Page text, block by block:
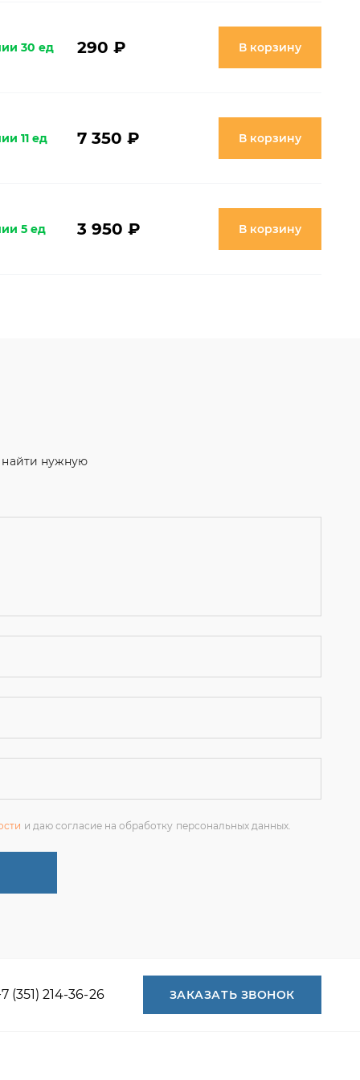
30 ед 290 ₽ В корзину
11 ед 7 350 ₽ В корзину
5 ед 3 950 ₽ В корзину
нужную
+7 (351) 214-36-26